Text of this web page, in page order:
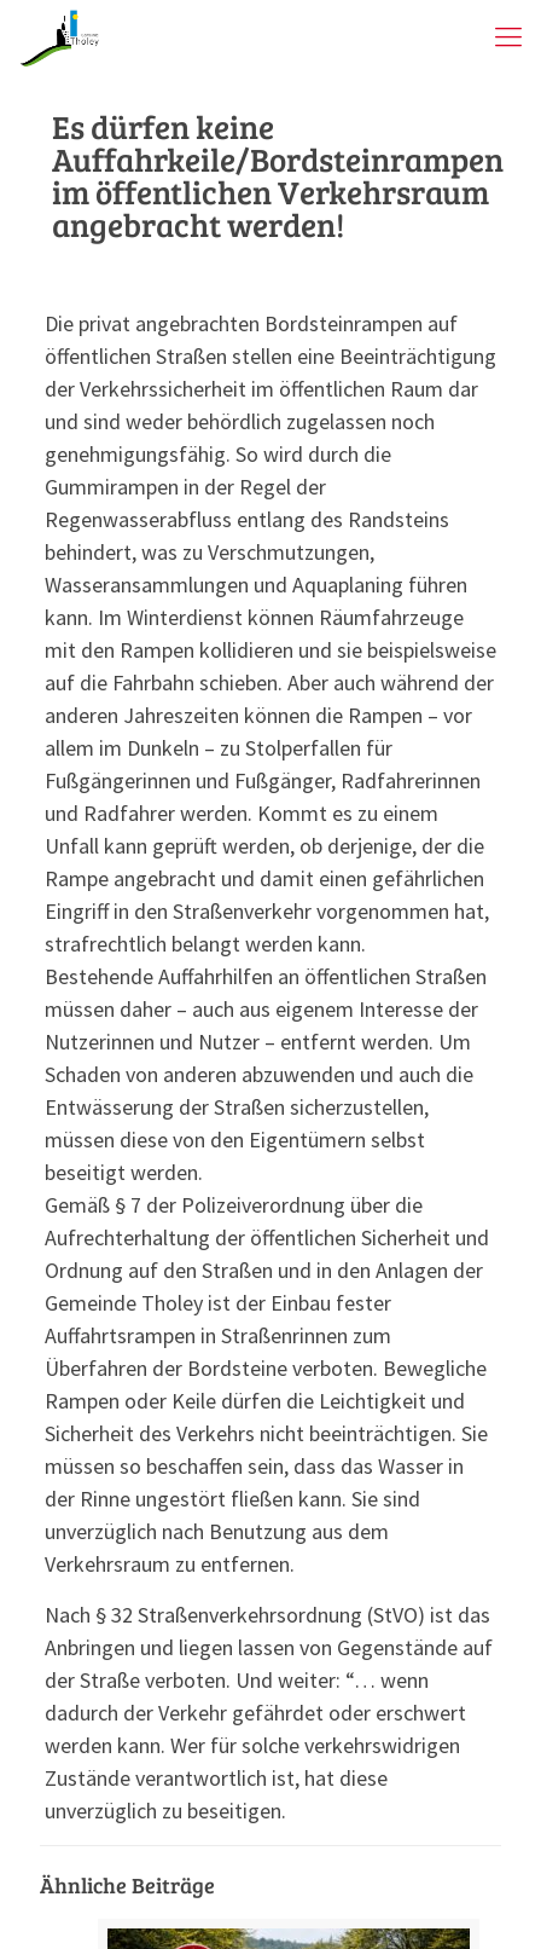
Es dürfen keine
Auffahrkeile/Bordsteinrampen
im öffentlichen Verkehrsraum
angebracht werden!
Die privat angebrachten Bordsteinrampen auf
öffentlichen Straßen stellen eine Beeinträchtigung
der Verkehrssicherheit im öffentlichen Raum dar
und sind weder behördlich zugelassen noch
genehmigungsfähig. So wird durch die
Gummirampen in der Regel der
Regenwasserabfluss entlang des Randsteins
behindert, was zu Verschmutzungen,
Wasseransammlungen und Aquaplaning führen
kann. Im Winterdienst können Räumfahrzeuge
mit den Rampen kollidieren und sie beispielsweise
auf die Fahrbahn schieben. Aber auch während der
anderen Jahreszeiten können die Rampen – vor
allem im Dunkeln – zu Stolperfallen für
Fußgängerinnen und Fußgänger, Radfahrerinnen
und Radfahrer werden. Kommt es zu einem
Unfall kann geprüft werden, ob derjenige, der die
Rampe angebracht und damit einen gefährlichen
Eingriff in den Straßenverkehr vorgenommen hat,
strafrechtlich belangt werden kann.
Bestehende Auffahrhilfen an öffentlichen Straßen
müssen daher – auch aus eigenem Interesse der
Nutzerinnen und Nutzer – entfernt werden. Um
Schaden von anderen abzuwenden und auch die
Entwässerung der Straßen sicherzustellen,
müssen diese von den Eigentümern selbst
beseitigt werden.
Gemäß § 7 der Polizeiverordnung über die
Aufrechterhaltung der öffentlichen Sicherheit und
Ordnung auf den Straßen und in den Anlagen der
Gemeinde Tholey ist der Einbau fester
Auffahrtsrampen in Straßenrinnen zum
Überfahren der Bordsteine verboten. Bewegliche
Rampen oder Keile dürfen die Leichtigkeit und
Sicherheit des Verkehrs nicht beeinträchtigen. Sie
müssen so beschaffen sein, dass das Wasser in
der Rinne ungestört fließen kann. Sie sind
unverzüglich nach Benutzung aus dem
Verkehrsraum zu entfernen.
Nach § 32 Straßenverkehrsordnung (StVO) ist das
Anbringen und liegen lassen von Gegenstände auf
der Straße verboten. Und weiter: “… wenn
dadurch der Verkehr gefährdet oder erschwert
werden kann. Wer für solche verkehrswidrigen
Zustände verantwortlich ist, hat diese
unverzüglich zu beseitigen.
Ähnliche Beiträge